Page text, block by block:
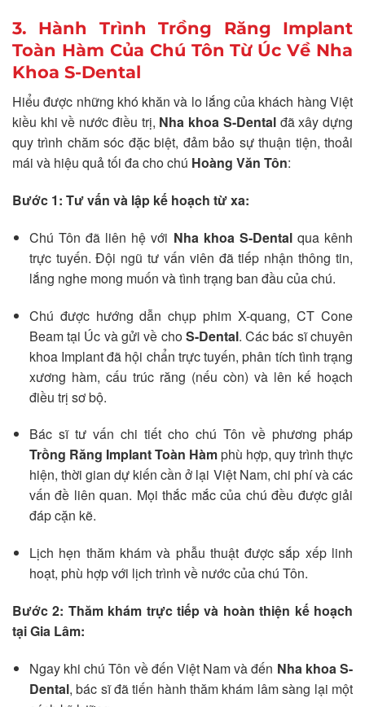
3. Hành Trình Trồng Răng Implant
Toàn Hàm Của Chú Tôn Từ Úc Về Nha
Khoa S-Dental
Hiểu được những khó khăn và lo lắng của khách hàng Việt
kiều khi về nước điều trị, Nha khoa S-Dentalđã xây dựng
quy trình chăm sóc đặc biệt, đảm bảo sự thuận tiện, thoải
mái và hiệu quả tối đa cho chú Hoàng Văn Tôn:
Bước 1: Tư vấn và lập kế hoạch từ xa:
Chú Tôn đã liên hệ với Nha khoa S-Dentalqua kênh
trực tuyến. Đội ngũ tư vấn viên đã tiếp nhận thông tin,
lắng nghe mong muốn và tình trạng ban đầu của chú.
Chú được hướng dẫn chụp phim X-quang, CT Cone
Beam tại Úc và gửi về choS-Dental. Các bác sĩ chuyên
khoa Implant đã hội chẩn trực tuyến, phân tích tình trạng
xương hàm, cấu trúc răng (nếu còn) và lên kế hoạch
điều trị sơ bộ.
Bác sĩ tư vấn chi tiết cho chú Tôn về phương pháp
Trồng Răng Implant Toàn Hàmphù hợp, quy trình thực
hiện, thời gian dự kiến cần ở lại Việt Nam, chi phí và các
vấn đề liên quan. Mọi thắc mắc của chú đều được giải
đáp cặn kẽ.
Lịch hẹn thăm khám và phẫu thuật được sắp xếp linh
hoạt, phù hợp với lịch trình về nước của chú Tôn.
Bước 2: Thăm khám trực tiếp và hoàn thiện kế hoạch
tại Gia Lâm:
Ngay khi chú Tôn về đến Việt Nam và đến Nha khoa S-
Dental, bác sĩ đã tiến hành thăm khám lâm sàng lại một